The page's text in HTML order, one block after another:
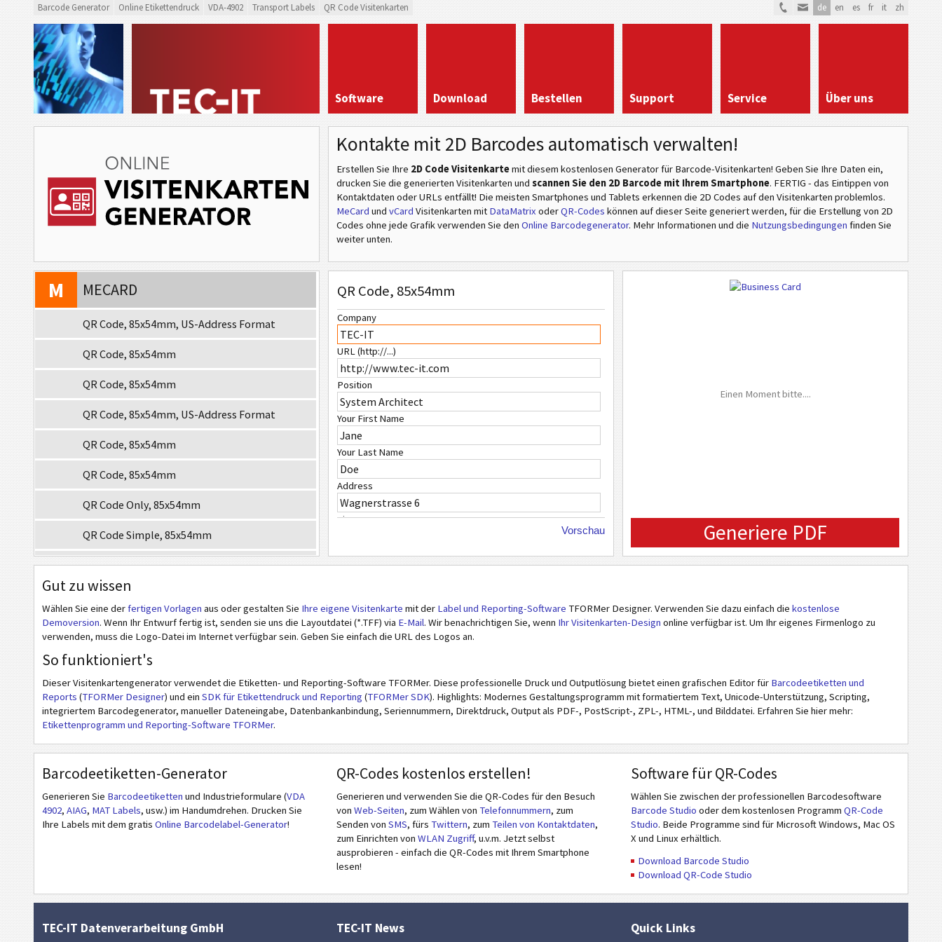
Barcode Generator Online Etikettendruck VDA-4902 Transport Labels QR Code Visitenkarten de en es fr it zh
Software Download Bestellen Support Service Über uns
Kontakte mit 2D Barcodes automatisch verwalten!
Erstellen Sie Ihre 2D Code Visitenkartemit diesem kostenlosen Generator für Barcode-Visitenkarten! Geben Sie Ihre Daten ein,
drucken Sie die generierten Visitenkarten und scannen Sie den 2D Barcode mit Ihrem Smartphone. FERTIG - das Eintippen von
Kontaktdaten oder URLs entfällt! Die meisten Smartphones und Tablets erkennen die 2D Codes auf den Visitenkarten problemlos.
MeCard und vCard Visitenkarten mit DataMatrix oderQR-Codes können auf dieser Seite generiert werden, für die Erstellung von 2D
Codes ohne jede Grafik verwenden Sie den Online Barcodegenerator. Mehr Informationen und die Nutzungsbedingungen finden Sie
weiter unten.
M MECARD
QR Code, 85x54mm, US-Address Format
QR Code, 85x54mm
QR Code, 85x54mm
QR Code, 85x54mm, US-Address Format
QR Code, 85x54mm
QR Code, 85x54mm
QR Code Only, 85x54mm
QR Code Simple, 85x54mm
QR Code, No Logo 1, 85x54mm
QR Code, No Logo 2, 85x54mm
QR Code, No Logo 3, 85x54mm
W WHITE
F FRUITS
C CHRISTMAS
A AFRICAN STYLE
A ASIAN STYLE
QR Code, 85x54mm
Company
URL (http://...)
Position
Your First Name
Your Last Name
Address
City
ZIP Code
Phone Number
Email
Vorschau
Einen Moment bitte....
Generiere PDF
Gut zu wissen
Wählen Sie eine derfertigen Vorlagen aus oder gestalten Sie Ihre eigene Visitenkarte mit der Label und Reporting-Software TFORMer Designer. Verwenden Sie dazu einfach die kostenlose
Demoversion. Wenn Ihr Entwurf fertig ist, senden sie uns die Layoutdatei (*.TFF) via E-Mail. Wir benachrichtigen Sie, wenn Ihr Visitenkarten-Design online verfügbar ist. Um Ihr eigenes Firmenlogo zu
verwenden, muss die Logo-Datei im Internet verfügbar sein. Geben Sie einfach die URL des Logos an.
So funktioniert's
Dieser Visitenkartengenerator verwendet die Etiketten- und Reporting-Software TFORMer. Diese professionelle Druck und Outputlösung bietet einen grafischen Editor für Barcodeetiketten und
Reports (TFORMer Designer) und ein SDK für Etikettendruck und Reporting (TFORMer SDK). Highlights: Modernes Gestaltungsprogramm mit formatiertem Text, Unicode-Unterstützung, Scripting,
integriertem Barcodegenerator, manueller Dateneingabe, Datenbankanbindung, Seriennummern, Direktdruck, Output als PDF-, PostScript-, ZPL-, HTML-, und Bilddatei. Erfahren Sie hier mehr:
Etikettenprogramm und Reporting-Software TFORMer.
Barcodeetiketten-Generator
Generieren Sie Barcodeetiketten und Industrieformulare (VDA
4902, AIAG, MAT Labels, usw.) im Handumdrehen. Drucken Sie
Ihre Labels mit dem gratis Online Barcodelabel-Generator!
QR-Codes kostenlos erstellen!
Generieren und verwenden Sie die QR-Codes für den Besuch
von Web-Seiten, zum Wählen von Telefonnummern, zum
Senden von SMS, fürs Twittern, zum Teilen von Kontaktdaten,
zum Einrichten von WLAN Zugriff, u.v.m. Jetzt selbst
ausprobieren - einfach die QR-Codes mit Ihrem Smartphone
lesen!
Software für QR-Codes
Wählen Sie zwischen der professionellen Barcodesoftware
Barcode Studio oder dem kostenlosen Programm QR-Code
Studio. Beide Programme sind für Microsoft Windows, Mac OS
X und Linux erhältlich.
Download Barcode Studio
Download QR-Code Studio
TEC-IT Datenverarbeitung GmbH TEC-IT News Quick Links